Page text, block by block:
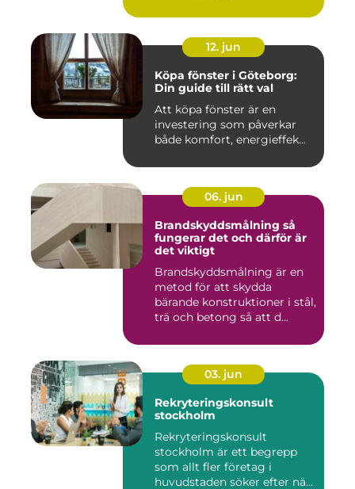
12. jun
Köpa fönster i Göteborg:
Din guide till rätt val
Att köpa fönster är en
investering som påverkar
både komfort, energieffek...
06. jun
Brandskyddsmålning så
fungerar det och därför är
det viktigt
Brandskyddsmålning är en
metod för att skydda
bärande konstruktioner i stål,
trä och betong så att d...
03. jun
Rekryteringskonsult
stockholm
Rekryteringskonsult
stockholm är ett begrepp
som allt fler företag i
huvudstaden söker efter när